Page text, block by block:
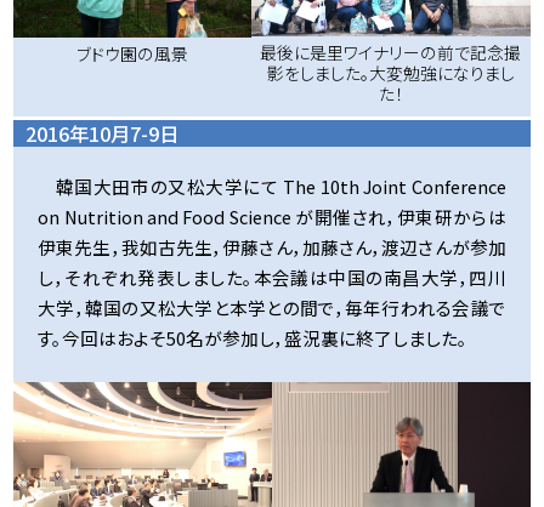
ブドウ園の風景
最後に是里ワイナリーの前で記念撮
影をしました。大変勉強になりまし
た！
2016年10月7-9日
韓国大田市の又松大学にて The 10th Joint Conference
on Nutrition and Food Science が開催され，伊東研からは
伊東先生，我如古先生，伊藤さん，加藤さん，渡辺さんが参加
し，それぞれ発表しました。本会議は中国の南昌大学，四川
大学，韓国の又松大学と本学との間で，毎年行われる会議で
す。今回はおよそ50名が参加し，盛況裏に終了しました。